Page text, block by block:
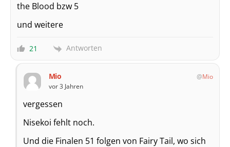
the Blood bzw 5
und weitere
21 Antworten
Mio
Mio
vor 3 Jahren
vergessen
Nisekoi fehlt noch.
Und die Finalen 51 folgen von Fairy Tail, wo sich